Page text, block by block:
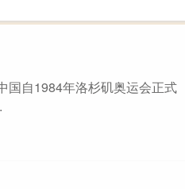
国自1984年洛杉矶奥运会正式